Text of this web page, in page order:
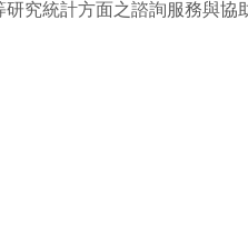
究統計方面之諮詢服務與協